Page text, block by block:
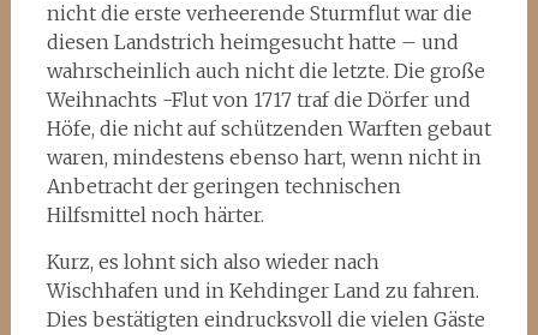
nicht die erste verheerende Sturmflut war die
diesen Landstrich heimgesucht hatte – und
wahrscheinlich auch nicht die letzte. Die große
Weihnachts -Flut von 1717 traf die Dörfer und
Höfe, die nicht auf schützenden Warften gebaut
waren, mindestens ebenso hart, wenn nicht in
Anbetracht der geringen technischen
Hilfsmittel noch härter.
Kurz, es lohnt sich also wieder nach
Wischhafen und in Kehdinger Land zu fahren.
Dies bestätigten eindrucksvoll die vielen Gäste